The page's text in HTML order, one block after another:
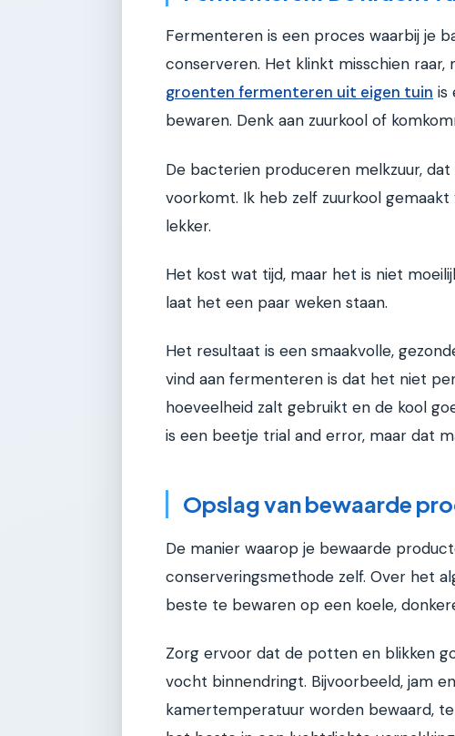
Fermenteren is een proces waarbij je
conserveren. Het klinkt misschien raar,
groenten fermenteren uit eigen tuin is
bewaren. Denk aan zuurkool of
De bacterien produceren melkzuur,
voorkomt. Ik heb zelf zuurkool
lekker.
Het kost wat tijd, maar het is niet
laat het een paar weken staan.
Het resultaat is een smaakvolle,
vind aan fermenteren is dat het niet
hoeveelheid zalt gebruikt en de kool
is een beetje trial and error, maar dat
Opslag van bewaarde
De manier waarop je bewaarde
conserveringsmethode zelf. Over het
beste te bewaren op een koele,
Zorg ervoor dat de potten en blikken
vocht binnendringt. Bijvoorbeeld, jam
kamertemperatuur worden bewaard,